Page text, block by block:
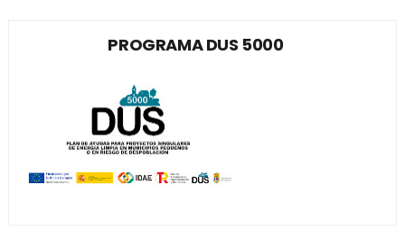
PROGRAMA DUS 5000